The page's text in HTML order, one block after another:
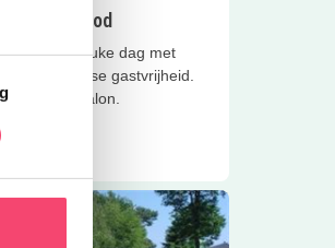
Bar & Food
voor een leuke dag met
vol Twentse gastvrijheid.
en IJssalon.
Camping De Molenhof